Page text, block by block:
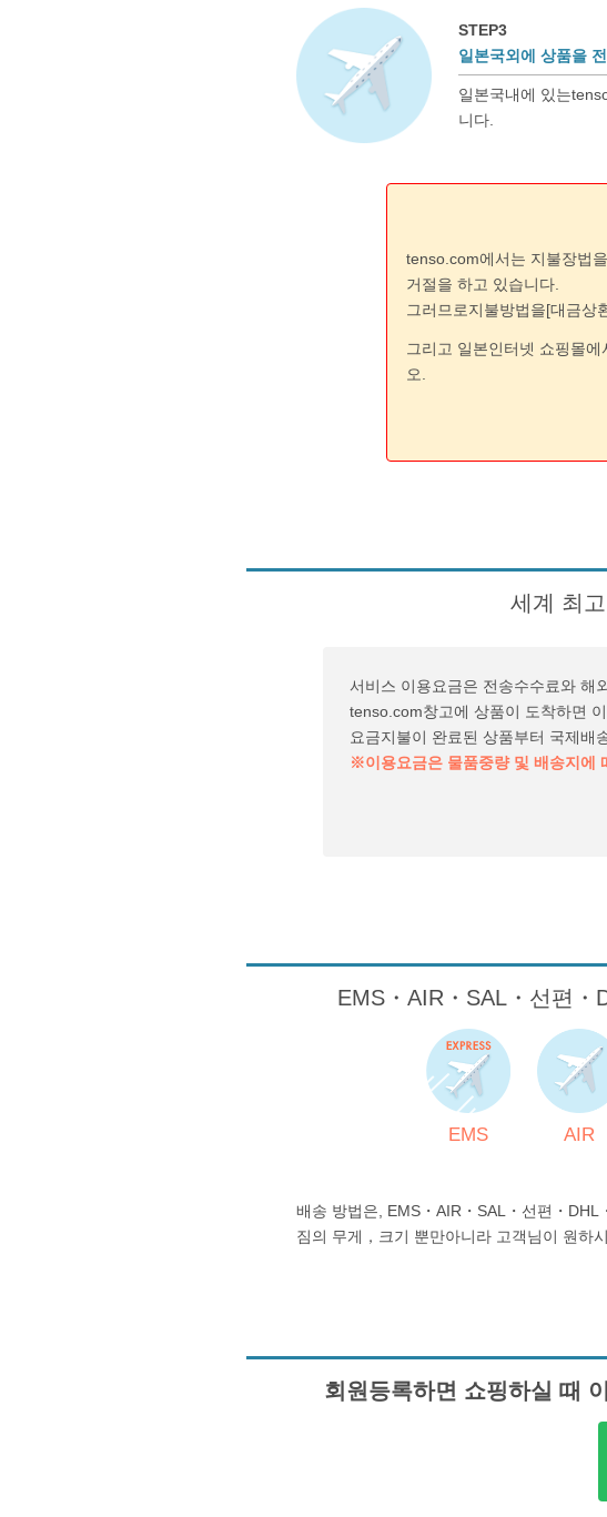
STEP3
일본국외에 상품을
일본국내에 있는
니다.
tenso.com에서는 지불장법
거절을 하고 있습니다.
그러므로지불방법을[대금상
그리고 일본인터넷 쇼핑몰
오.
세계 최
서비스 이용요금은 전송수수료와 해
tenso.com창고에 상품이 도착하면
요금지불이 완료된 상품부터 국제배
※이용요금은 물품중량 및 배송지에
EMS・AIR・SAL・선편
EMS AIR
배송 방법은, EMS・AIR・SAL・선편・DHL
짐의 무게，크기 뿐만아니라 고객님이 원하
회원등록하면 쇼핑하실 때